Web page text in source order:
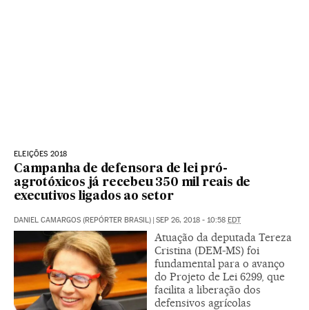
ELEIÇÕES 2018
Campanha de defensora de lei pró-
agrotóxicos já recebeu 350 mil reais de
executivos ligados ao setor
DANIEL CAMARGOS (REPÓRTER BRASIL) | SEP 26, 2018 - 10:58 EDT
Atuação da deputada Tereza
Cristina (DEM-MS) foi
fundamental para o avanço
do Projeto de Lei 6299, que
facilita a liberação dos
defensivos agrícolas